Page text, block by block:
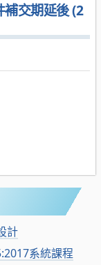
交期延後 (2
計
系統課程